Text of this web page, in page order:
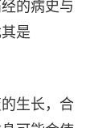
的病史与
是
生长，合